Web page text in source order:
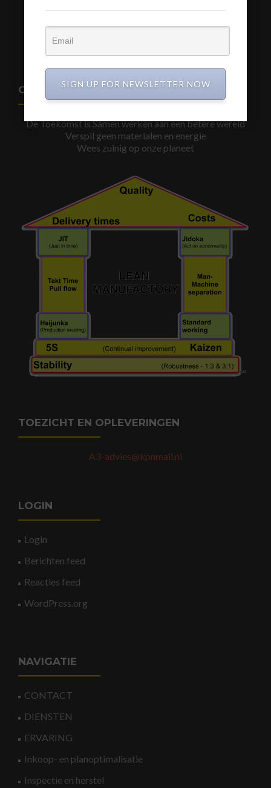
CIRCULAIR BOUWEN
De Toekomst is Samen werken aan een betere wereld
Verspil geen materialen en energie
Wees zuinig op onze planeet
TOEZICHT EN OPLEVERINGEN
A3-advies@kpnmail.nl
LOGIN
Login
Berichten feed
Reacties feed
WordPress.org
NAVIGATIE
CONTACT
DIENSTEN
ERVARING
Inkoop- en planoptimalisatie
Inspectie en herstel
SIGN UP FOR NEWSLETTER NOW